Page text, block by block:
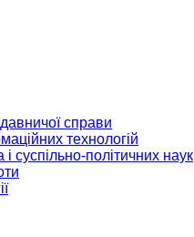
справи
технологій
суспільно-політичних наук